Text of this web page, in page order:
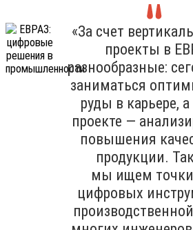
«За счет
проекты в
разнообразные:
заниматься
руды в карьере,
проекте —
повышения
продукции.
мы ищем
цифровых